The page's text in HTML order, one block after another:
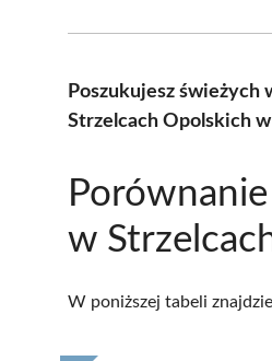
Poszukujesz
Strzelcach Opolskich
w
W poniższej tabeli